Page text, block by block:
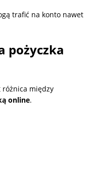
trafić na konto nawet
pożyczka
różnica między
online.